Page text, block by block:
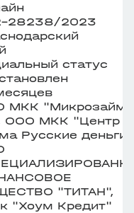
28238/2023
статус
МКК "Микрозайм-
ООО МКК "Центр
Русские деньги",
"ТИТАН",
"Хоум Кредит"